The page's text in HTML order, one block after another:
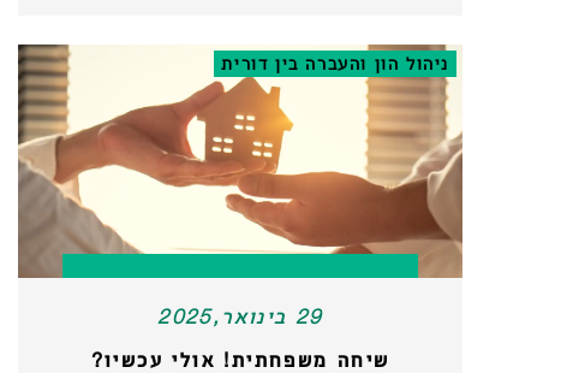
ניהול הון והעברה בין דורית
29 בינואר,2025
שיחה משפחתית! אולי עכשיו?